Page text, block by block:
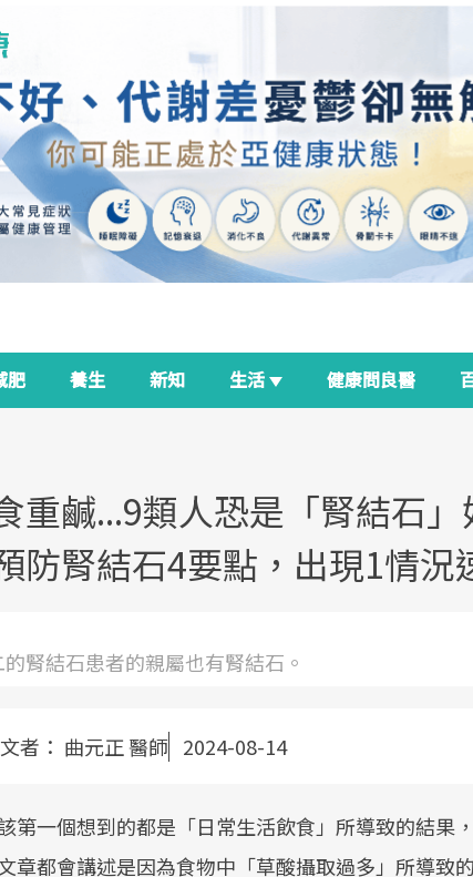
肥 養生 新知 生活 健康問良醫
重鹹...9類人恐是「腎結石」
防腎結石4要點，出現1情況
腎結石患者的親屬也有腎結石。
者： 曲元正 醫師 2024-08-14
第一個想到的都是「日常生活飲食」所導致的結果
章都會講述是因為食物中「草酸攝取過多」所導致
邁向「健康照護」的新
關注的核心議題。然而
療院所的服務，更是民
健康新生活」，從講座
發，透過醫學觀點與日